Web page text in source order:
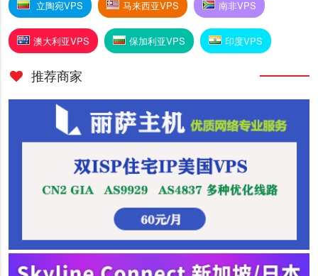
立陶宛VPS 马来西亚VPS 南非VPS
澳大利亚VPS 保加利亚VPS 印度VPS
推荐商家